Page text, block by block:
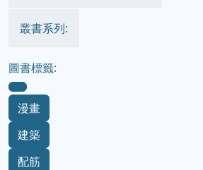
叢書系列:
圖書標籤:
漫畫
建築
配筋